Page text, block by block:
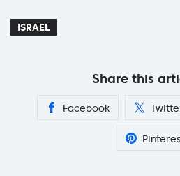
ISRAEL
Share this
Facebook